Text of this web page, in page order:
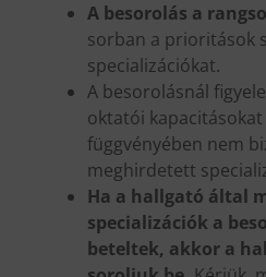
A besorolás a
sorban a prioritások
specializációkat.
A besorolásnál
oktatói kapacitásokat
függvényében nem
meghirdetett
Ha a hallgató által
specializációk a
beteltek, akkor a